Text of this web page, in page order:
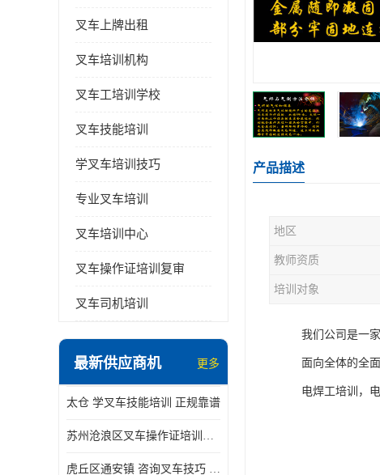
叉车上牌出租
叉车培训机构
叉车工培训学校
叉车技能培训
学叉车培训技巧
专业叉车培训
叉车培训中心
叉车操作证培训复审
叉车司机培训
最新供应商机 更多
太仓 学叉车技能培训 正规靠谱
苏州沧浪区叉车操作证培训已更新科目
虎丘区通安镇 咨询叉车技巧 新政策已公布
产品描述
地区
教师资质
培训对象
我们公司是一
面向全体的全
电焊工培训，